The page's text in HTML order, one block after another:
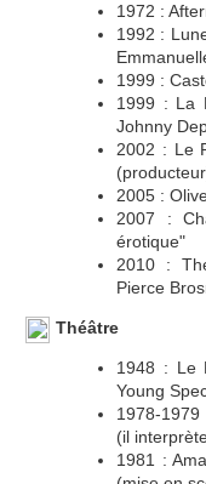
1972 :
1992 :
1999 :
1999 : La
Johnny
2002 : Le
2005 :
2007 :
érotique"
2010 :
Pierce
Théâtre
1948 : Le
Young
1978-
(il
1981 :